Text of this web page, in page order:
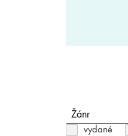
Žánr
vydané